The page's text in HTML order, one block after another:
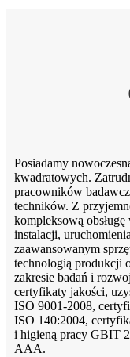
Posiadamy
kwadratowych.
pracowników
techników. Z
kompleksową
instalacji,
zaawansowanym
technologią produkcji
zakresie badań i
certyfikaty jakości,
ISO 9001-2008,
ISO 140:2004,
i higieną pracy GBIT
AAA.